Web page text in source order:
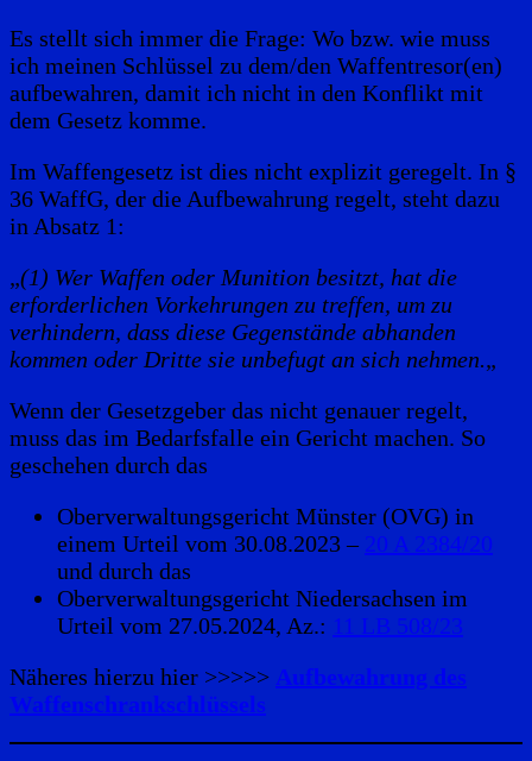
Es stellt sich immer die Frage: Wo bzw. wie muss
ich meinen Schlüssel zu dem/den Waffentresor(en)
aufbewahren, damit ich nicht in den Konflikt mit
dem Gesetz komme.
Im Waffengesetz ist dies nicht explizit geregelt. In §
36 WaffG, der die Aufbewahrung regelt, steht dazu
in Absatz 1:
„(1) Wer Waffen oder Munition besitzt, hat die
erforderlichen Vorkehrungen zu treffen, um zu
verhindern, dass diese Gegenstände abhanden
kommen oder Dritte sie unbefugt an sich nehmen.„
Wenn der Gesetzgeber das nicht genauer regelt,
muss das im Bedarfsfalle ein Gericht machen. So
geschehen durch das
Oberverwaltungsgericht Münster (OVG) in
einem Urteil vom 30.08.2023 – 20 A 2384/20
und durch das
Oberverwaltungsgericht Niedersachsen im
Urteil vom 27.05.2024, Az.: 11 LB 508/23
Näheres hierzu hier >>>>> Aufbewahrung des
Waffenschrankschlüssels